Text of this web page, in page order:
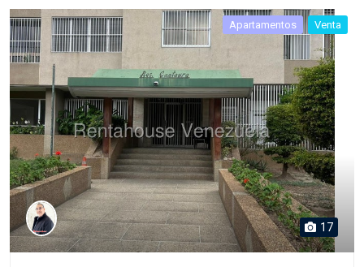
Apartamentos Venta
17